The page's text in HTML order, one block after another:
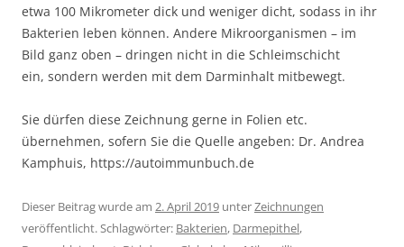
etwa 100 Mikrometer dick und weniger dicht, sodass in ihr
Bakterien leben können. Andere Mikroorganismen – im
Bild ganz oben – dringen nicht in die Schleimschicht
ein, sondern werden mit dem Darminhalt mitbewegt.
Sie dürfen diese Zeichnung gerne in Folien etc.
übernehmen, sofern Sie die Quelle angeben: Dr. Andrea
Kamphuis, https://autoimmunbuch.de
Dieser Beitrag wurde am 2. April 2019 unterZeichnungen
veröffentlicht. Schlagwörter: Bakterien, Darmepithel,